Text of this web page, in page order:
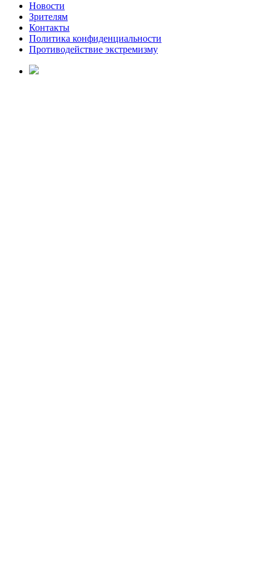
Новости
Зрителям
Контакты
Политика конфиденциальности
Противодействие экстремизму